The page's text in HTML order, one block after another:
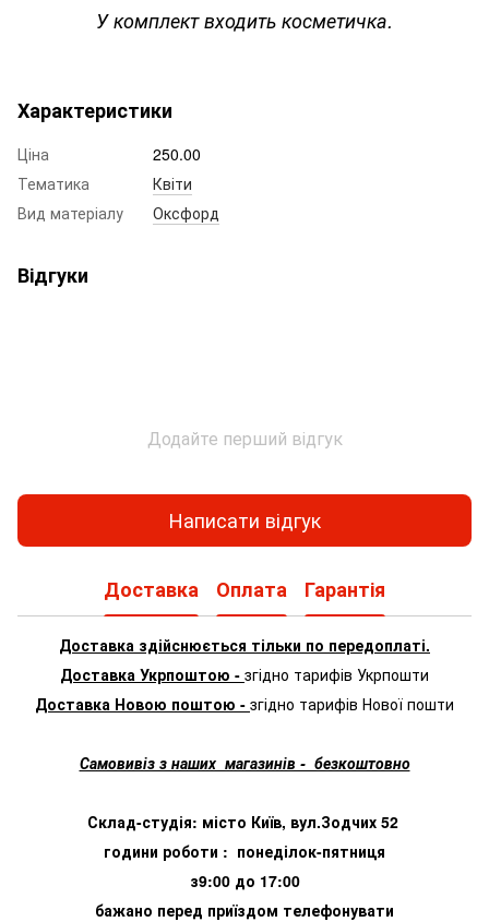
У комплект входить косметичка.
Характеристики
Ціна
250.00
Тематика
Квіти
Вид матеріалу
Оксфорд
Відгуки
Додайте перший відгук
Написати відгук
Доставка Оплата Гарантія
Доставка здійснюється тільки по передоплаті.
Доставка Укрпоштою - згідно тарифів Укрпошти
Доставка Новою поштою - згідно тарифів Нової пошти
Самовивіз з наших магазинів - безкоштовно
Склад-студія: місто Київ, вул.Зодчих 52
години роботи : понеділок-пятниця
з9:00 до 17:00
бажано перед приїздом телефонувати